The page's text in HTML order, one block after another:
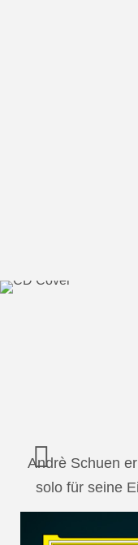
Andrè Schuen
solo für seine